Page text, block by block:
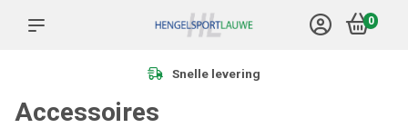
0
Snelle levering
Accessoires